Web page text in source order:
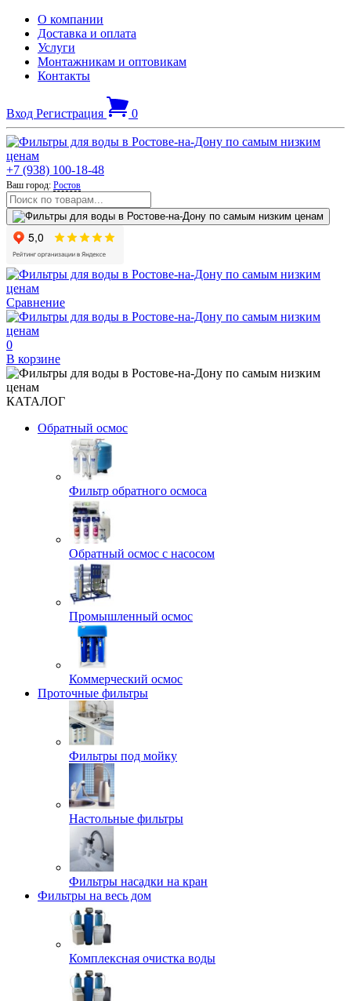
О компании
Доставка и оплата
Услуги
Монтажникам и оптовикам
Контакты
Вход Регистрация 0
+7 (938) 100-18-48
Ваш город: Ростов
Сравнение
0
В корзине
КАТАЛОГ
Обратный осмос
Фильтр обратного осмоса
Обратный осмос с насосом
Промышленный осмос
Коммерческий осмос
Проточные фильтры
Фильтры под мойку
Настольные фильтры
Фильтры насадки на кран
Фильтры на весь дом
Комплексная очистка воды